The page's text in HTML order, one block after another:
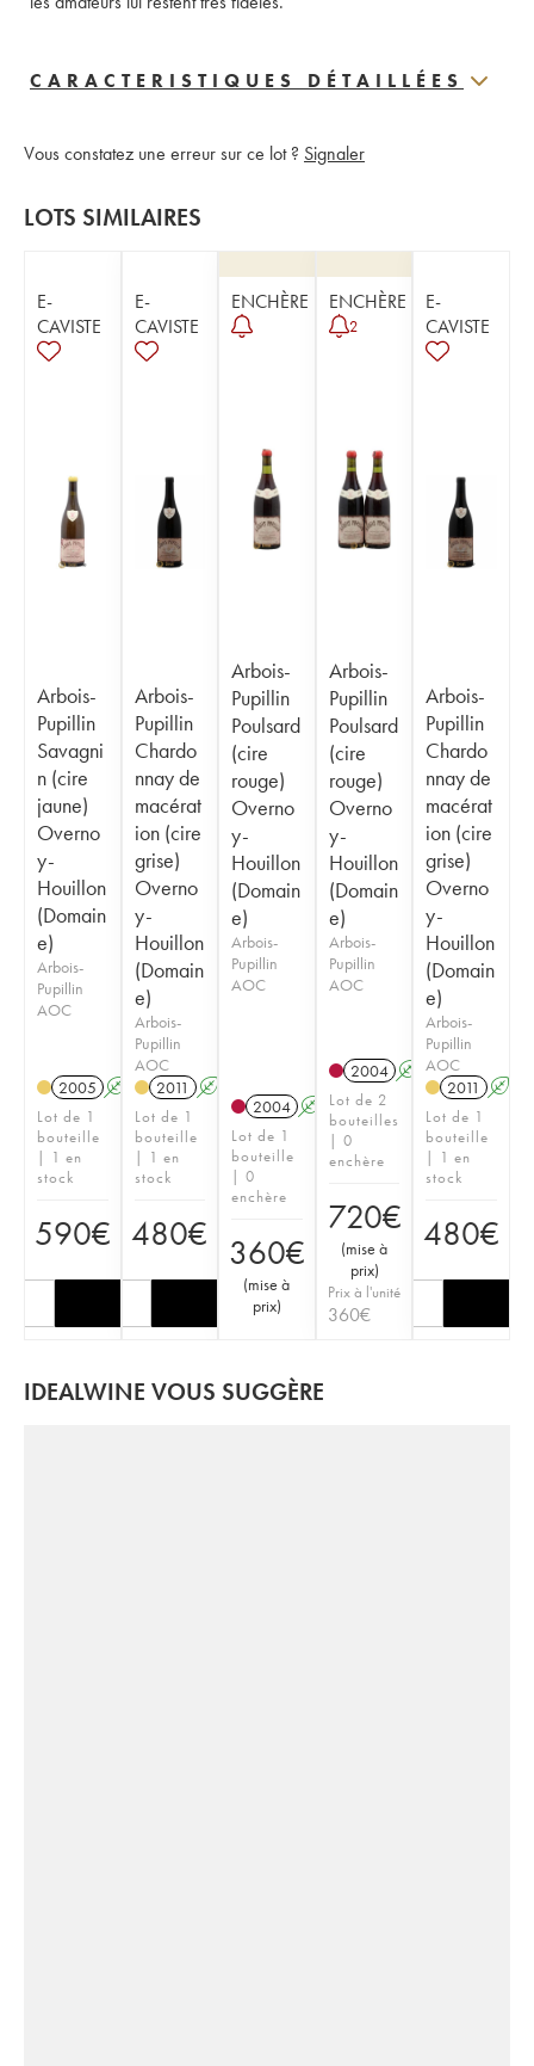
CARACTERISTIQUES DÉTAILLÉES
Vous constatez une erreur sur ce lot ? Signaler
LOTS SIMILAIRES
E-
CAVISTE
Arbois-
Pupillin
Savagni
n (cire
jaune)
Overno
y-
Houillon
(Domain
e)
Arbois-
Pupillin
AOC
2005 A S
Lot de 1
bouteille
| 1 en
stock
590€
E-
CAVISTE
Arbois-
Pupillin
Chardo
nnay de
macérat
ion (cire
grise)
Overno
y-
Houillon
(Domain
e)
Arbois-
Pupillin
AOC
2011 A
Lot de 1
bouteille
| 1 en
stock
480€
ENCHÈRE
Arbois-
Pupillin
Poulsard
(cire
rouge)
Overno
y-
Houillon
(Domain
e)
Arbois-
Pupillin
AOC
2004 A S
Lot de 1
bouteille
| 0
enchère
360€
(mise à
prix)
ENCHÈRE
2
Arbois-
Pupillin
Poulsard
(cire
rouge)
Overno
y-
Houillon
(Domain
e)
Arbois-
Pupillin
AOC
2004 A S
Lot de 2
bouteilles
| 0
enchère
720€
(mise à
prix)
Prix à l'unité
360€
E-
CAVISTE
Arbois-
Pupillin
Chardo
nnay de
macérat
ion (cire
grise)
Overno
y-
Houillon
(Domain
e)
Arbois-
Pupillin
AOC
2011
A
Lot de 1
bouteille
| 1 en
stock
480€
IDEALWINE VOUS SUGGÈRE